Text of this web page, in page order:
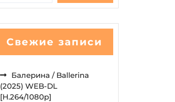
Свежие записи
Балерина / Ballerina
(2025) WEB-DL
[H.264/1080p]